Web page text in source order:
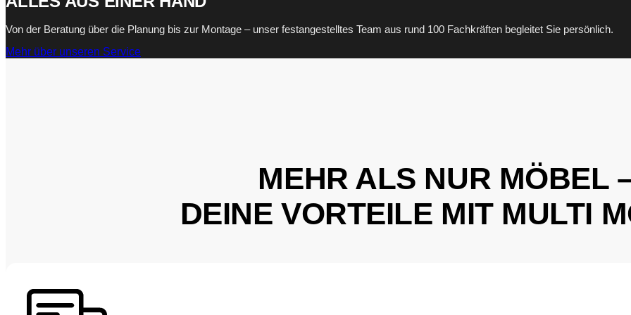
Von der Beratung über die Planung bis zur Montage – unser festangestelltes Team aus rund 100 Fachkräften begleitet Sie persönlich.
Mehr über unseren Service
MEHR ALS NUR MÖBEL
DEINE VORTEILE MIT MULTI